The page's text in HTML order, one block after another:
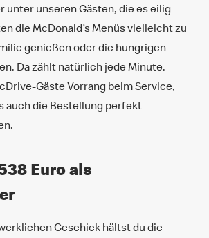
unter unseren Gästen, die es eilig
die McDonald’s Menüs vielleicht zu
genießen oder die hungrigen
Da zählt natürlich jede Minute.
Gäste Vorrang beim Service,
auch die Bestellung perfekt
Euro als
Geschick hältst du die